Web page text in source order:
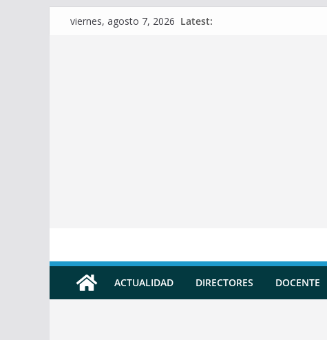
Skipviernes, agosto 7, 2026 Latest:
ACTUALIDAD DIRECTORES DOCENTE